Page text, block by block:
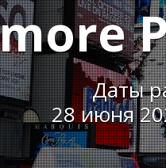
Даты
28 июня